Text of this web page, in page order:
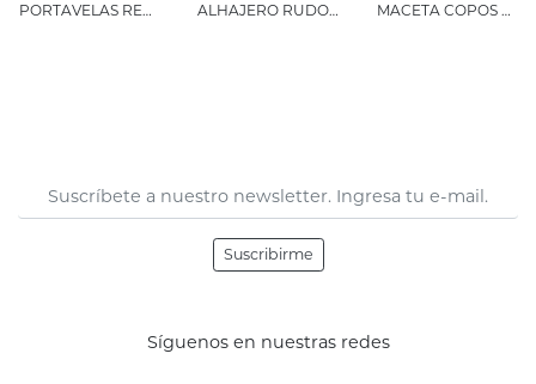
PORTAVELAS RENO RUDOLPH ALHAJERO RUDOLPH DORADO MACETA COPOS NIEVE PEQUEÑA
Suscribirme
Síguenos en nuestras redes